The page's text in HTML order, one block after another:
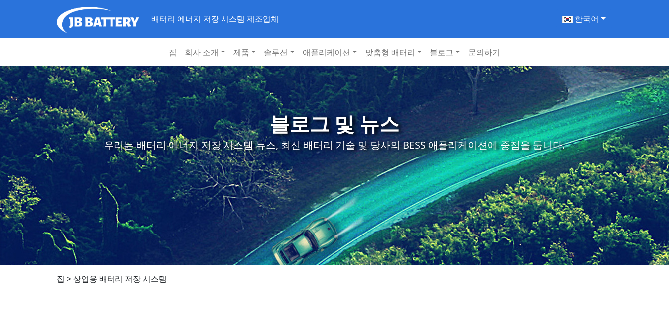
배터리 에너지 저장 시스템 제조업체 한국어
집 회사 소개 제품 솔루션 애플리케이션 맞춤형 배터리 블로그 문의하기
블로그 및 뉴스
우리는 배터리 에너지 저장 시스템 뉴스, 최신 배터리 기술 및 당사의 BESS 애플리케이션에 중점을 둡니다.
집 >상업용 배터리 저장 시스템